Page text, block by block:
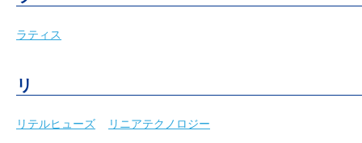
ラティス
リ
リテルヒューズ リニアテクノロジー